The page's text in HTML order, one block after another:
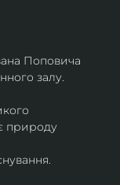
Поповича
залу.
природу